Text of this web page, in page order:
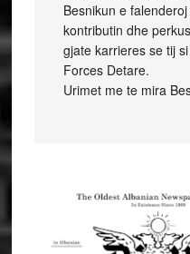
Besnikun e
kontributin dhe
gjate karrieres se tij
Forces Detare.
Urimet me te mira